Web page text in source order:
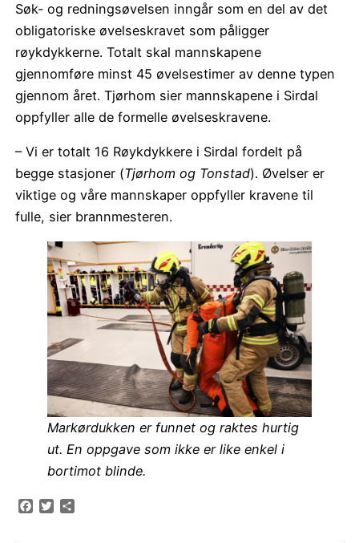
Søk- og redningsøvelsen inngår som en del av det
obligatoriske øvelseskravet som påligger
røykdykkerne. Totalt skal mannskapene
gjennomføre minst 45 øvelsestimer av denne typen
gjennom året. Tjørhom sier mannskapene i Sirdal
oppfyller alle de formelle øvelseskravene.
– Vi er totalt 16 Røykdykkere i Sirdal fordelt på
begge stasjoner (Tjørhom og Tonstad). Øvelser er
viktige og våre mannskaper oppfyller kravene til
fulle, sier brannmesteren.
Markørdukken er funnet og raktes hurtig
ut. En oppgave som ikke er like enkel i
bortimot blinde.
Facebook
Twitter